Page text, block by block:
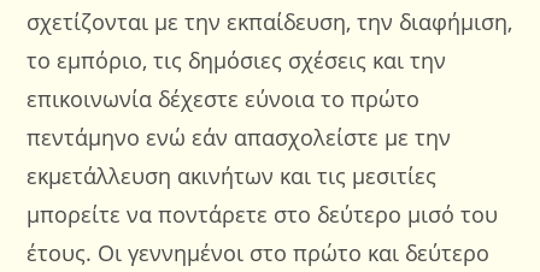
σχετίζονται με την εκπαίδευση, την διαφήμιση,
το εμπόριο, τις δημόσιες σχέσεις και την
επικοινωνία δέχεστε εύνοια το πρώτο
πεντάμηνο ενώ εάν απασχολείστε με την
εκμετάλλευση ακινήτων και τις μεσιτίες
μπορείτε να ποντάρετε στο δεύτερο μισό του
έτους. Οι γεννημένοι στο πρώτο και δεύτερο